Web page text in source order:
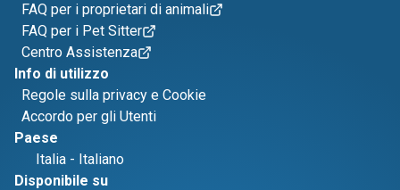
FAQ per i proprietari di animali
FAQ per i Pet Sitter
Centro Assistenza
Info di utilizzo
Regole sulla privacy e Cookie
Accordo per gli Utenti
Paese
Italia - Italiano
Disponibile su